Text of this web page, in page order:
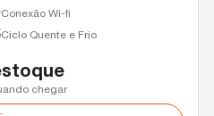
Conexão Wi-fi
Ciclo Quente e Frio
chegar